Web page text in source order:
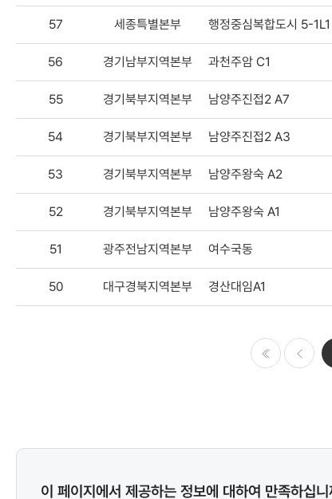
번호,
공사명,
등록일,
조회수,
첨부파일
57 세종특별본부 행정중심복합도시 5-1L1
56 경기남부지역본부 과천주암 C1
55 경기북부지역본부 남양주진접2 A7
54 경기북부지역본부 남양주진접2 A3
53 경기북부지역본부 남양주왕숙 A2
52 경기북부지역본부 남양주왕숙 A1
51 광주전남지역본부 여수국동
50 대구경북지역본부 경산대임A1
콘텐츠
이 페이지에서 제공하는 정보에 대하여 만족하십